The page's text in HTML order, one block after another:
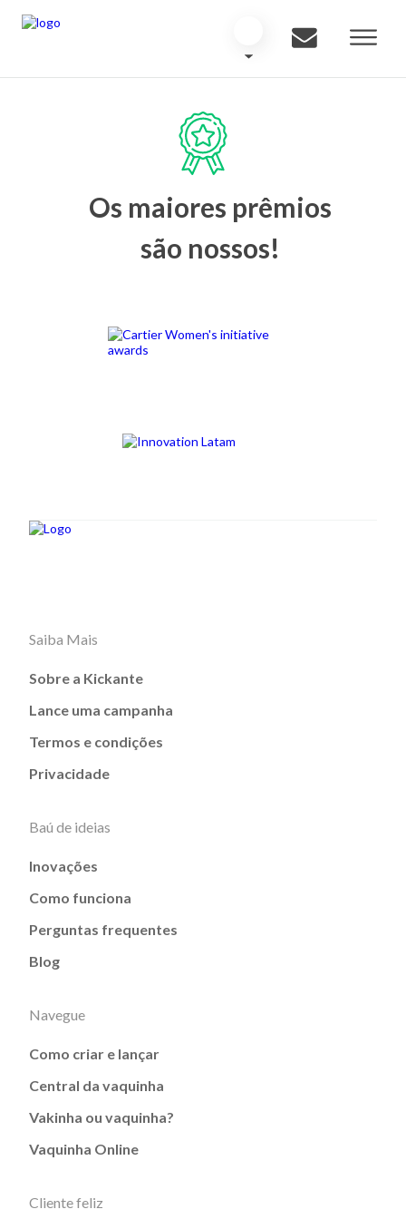
Os maiores prêmios
são nossos!
Saiba Mais
Sobre a Kickante
Lance uma campanha
Termos e condições
Privacidade
Baú de ideias
Inovações
Como funciona
Perguntas frequentes
Blog
Navegue
Como criar e lançar
Central da vaquinha
Vakinha ou vaquinha?
Vaquinha Online
Cliente feliz